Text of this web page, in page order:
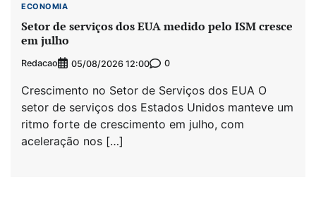
ECONOMIA
Setor de serviços dos EUA medido pelo ISM cresce
em julho
Redacao 05/08/2026 12:00 0
Crescimento no Setor de Serviços dos EUA O
setor de serviços dos Estados Unidos manteve um
ritmo forte de crescimento em julho, com
aceleração nos […]